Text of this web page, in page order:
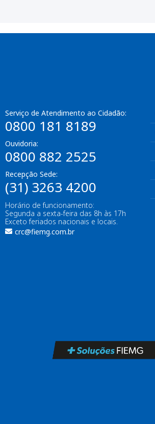
Serviço de Atendimento ao Cidadão:
0800 181 8189
Ouvidoria:
0800 882 2525
Recepção Sede:
(31) 3263 4200
Horário de funcionamento:
Segunda a sexta-feira das 8h às 17h
Exceto feriados nacionais e locais.
crc@fiemg.com.br